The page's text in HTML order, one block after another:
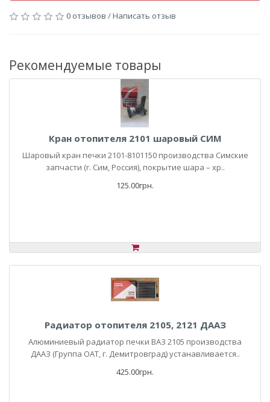
0 отзывов /Написать отзыв
Рекомендуемые товары
Кран отопителя 2101 шаровый СИМ
Шаровый кран печки 2101-8101150 производства Симские
запчасти (г. Сим, Россия), покрытие шара – хр..
125.00грн.
Радиатор отопителя 2105, 2121 ДААЗ
Алюминиевый радиатор печки ВАЗ 2105 производства
ДААЗ (Группа ОАТ, г. Демитровград) устанавливается..
425.00грн.